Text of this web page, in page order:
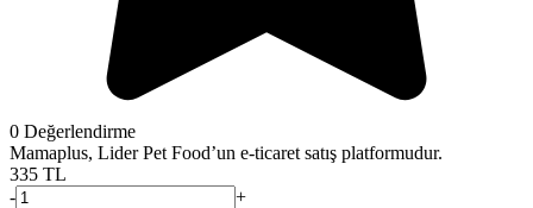
0 Değerlendirme
Mamaplus, Lider Pet Food’un e-ticaret satış platformudur.
335 TL
-
+